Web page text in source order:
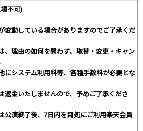
不可)
動している場合がありますのでご了承くだ
理由の如何を問わず、取替・変更・キャン
システム利用料等、各種手数料が必要とな
金いたしませんので、予めご了承くださ
演終了後、7日内を目処にご利用楽天会員